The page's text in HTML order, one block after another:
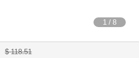
1 / 8
$ 118.51